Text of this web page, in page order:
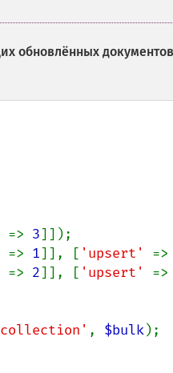
обновлённых
=> 3
=> 1]], [ 'upsert' =>
=> 2]], [ 'upsert' =>
, $bulk);